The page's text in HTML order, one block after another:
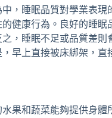
，睡眠品質對學業表
健康行為。良好的睡
，睡眠不足或品質差
早上直接被床綁架，直
果和蔬菜能夠提供身